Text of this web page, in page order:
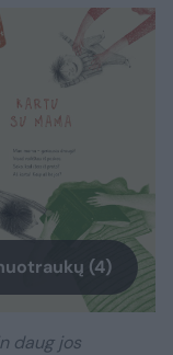
(4)
daug jos